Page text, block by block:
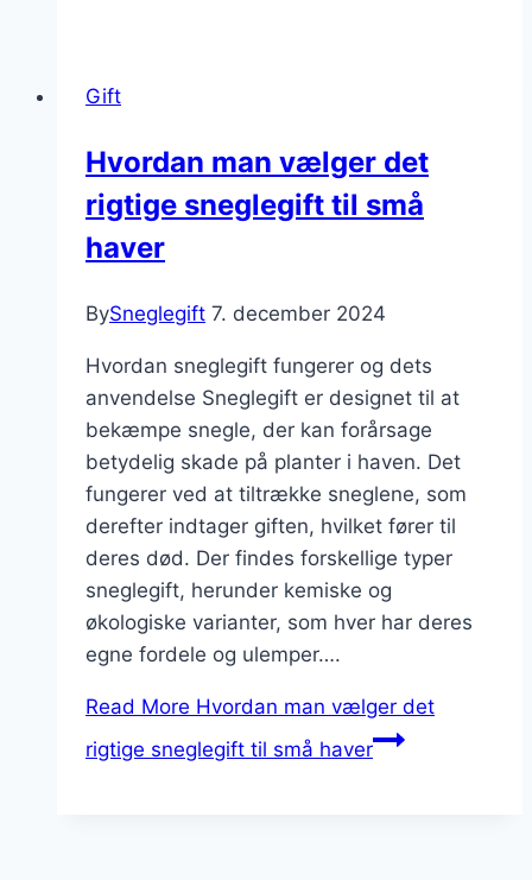
Gift
Hvordan man vælger det
rigtige sneglegift til små
haver
BySneglegift 7. december 2024
Hvordan sneglegift fungerer og dets
anvendelse Sneglegift er designet til at
bekæmpe snegle, der kan forårsage
betydelig skade på planter i haven. Det
fungerer ved at tiltrække sneglene, som
derefter indtager giften, hvilket fører til
deres død. Der findes forskellige typer
sneglegift, herunder kemiske og
økologiske varianter, som hver har deres
egne fordele og ulemper….
Read More Hvordan man vælger det
rigtige sneglegift til små haver